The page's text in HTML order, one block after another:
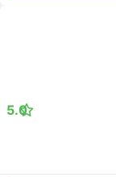
5.0